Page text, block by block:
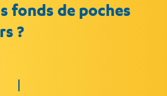
fonds de poches
?